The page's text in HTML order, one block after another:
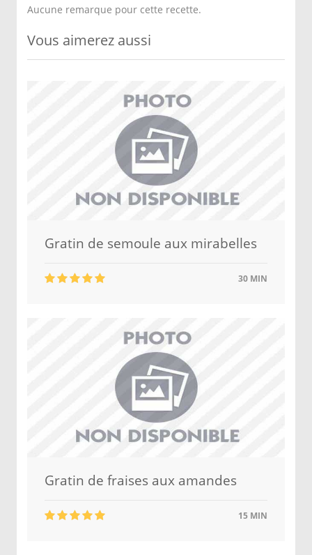
Aucune remarque pour cette recette.
Vous aimerez aussi
Gratin de semoule aux mirabelles
30 MIN
Gratin de fraises aux amandes
15 MIN